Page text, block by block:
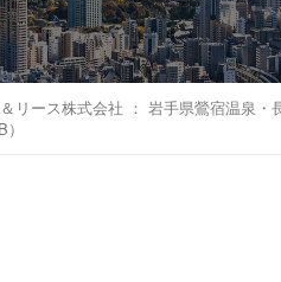
リース株式会社 ： 岩手県鶯宿温泉